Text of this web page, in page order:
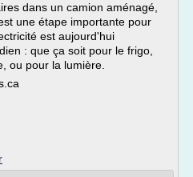
dans un camion aménagé,
une étape importante pour
est aujourd'hui
: que ça soit pour le frigo,
ou pour la lumière.